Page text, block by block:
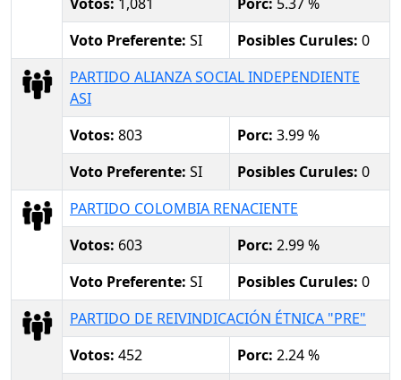
Voto Preferente: SI Posibles Curules: 0
PARTIDO ALIANZA SOCIAL INDEPENDIENTE
ASI
Votos: 803 Porc: 3.99 %
Voto Preferente: SI Posibles Curules: 0
PARTIDO COLOMBIA RENACIENTE
Votos: 603 Porc: 2.99 %
Voto Preferente: SI Posibles Curules: 0
PARTIDO DE REIVINDICACIÓN ÉTNICA "PRE"
Votos: 452 Porc: 2.24 %